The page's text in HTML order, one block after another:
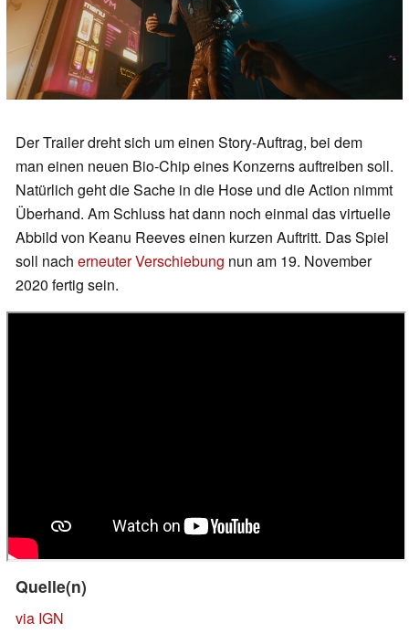
Der Trailer dreht sich um einen Story-Auftrag, bei dem
man einen neuen Bio-Chip eines Konzerns auftreiben soll.
Natürlich geht die Sache in die Hose und die Action nimmt
Überhand. Am Schluss hat dann noch einmal das virtuelle
Abbild von Keanu Reeves einen kurzen Auftritt. Das Spiel
soll nach erneuter Verschiebung nun am 19. November
2020 fertig sein.
Quelle(n)
via IGN